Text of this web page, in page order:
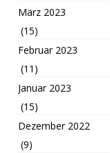
März 2023
(15)
Februar 2023
(11)
Januar 2023
(15)
Dezember 2022
(9)